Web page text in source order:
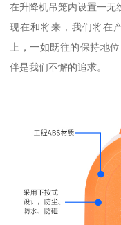
在升降机吊笼内设置一无
现在和将来，我们将在
上，一如既往的保持地
伴是我们不懈的追求。